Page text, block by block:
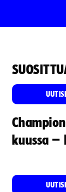
kuussa